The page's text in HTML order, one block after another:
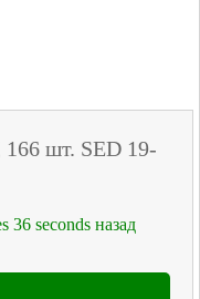
шт. SED 19-
36 seconds назад